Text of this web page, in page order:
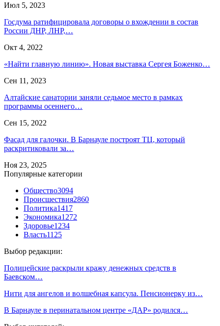
Июл 5, 2023
Госдума ратифицировала договоры о вхождении в состав
России ДНР, ЛНР,…
Окт 4, 2022
«Найти главную линию». Новая выставка Сергея Боженко…
Сен 11, 2023
Алтайские санатории заняли седьмое место в рамках
программы осеннего…
Сен 15, 2022
Фасад для галочки. В Барнауле построят ТЦ, который
раскритиковали за…
Ноя 23, 2025
Популярные категории
Общество3094
Происшествия2860
Политика1417
Экономика1272
Здоровье1234
Власть1125
Выбор редакции:
Полицейские раскрыли кражу денежных средств в
Баевском…
Нити для ангелов и волшебная капсула. Пенсионерку из…
В Барнауле в перинатальном центре «ДАР» родился…